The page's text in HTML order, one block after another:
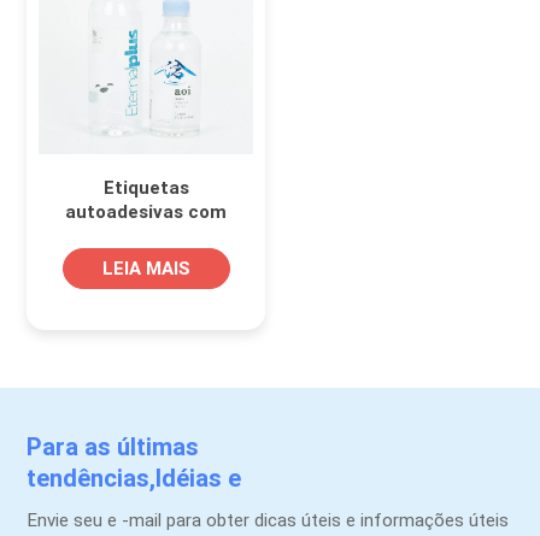
Etiquetas
autoadesivas com
para garrafas de água
LEIA MAIS
Para as últimas
tendências,Idéias e
promoções.
Envie seu e -mail para obter dicas úteis e informações úteis